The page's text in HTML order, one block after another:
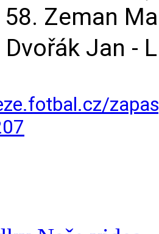
Zeman
Dvořák Jan -